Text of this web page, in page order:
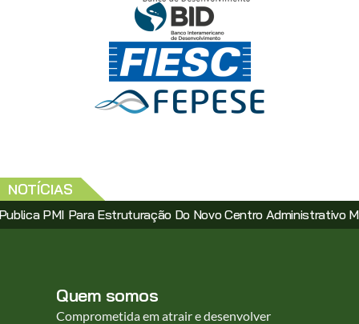
NOTÍCIAS
Para Estruturação Do Novo Centro Administrativo Municipal
Quem somos
Comprometida em atrair e desenvolver